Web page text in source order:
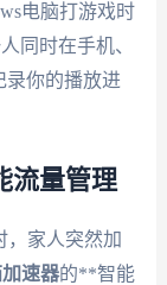
电脑打游戏时
同时在手机、
录你的播放进
流量管理
，家人突然加
速器的**智能